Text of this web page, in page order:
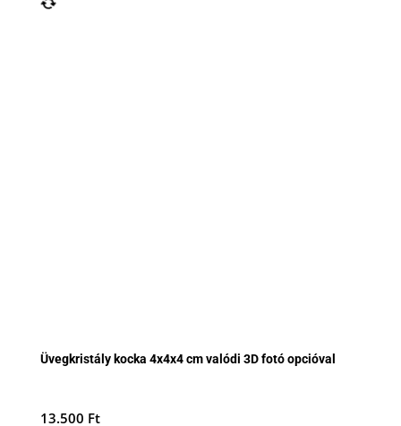
Üvegkristály kocka 4x4x4 cm valódi 3D fotó opcióval
13.500 Ft